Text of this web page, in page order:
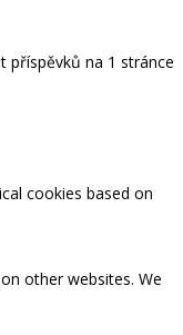
příspěvků na 1 stránce
cookies based on
other websites. We